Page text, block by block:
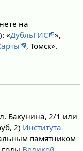
на
«ДубльГИС
»,
, Томск».
Бакунина, 2/1 или
2) Института
памятником